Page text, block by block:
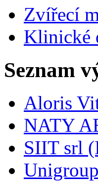
Zvířecí
Klinické
Seznam
Aloris
NATY
SIIT srl